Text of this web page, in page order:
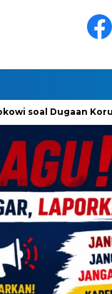
Dugaan Korupsi